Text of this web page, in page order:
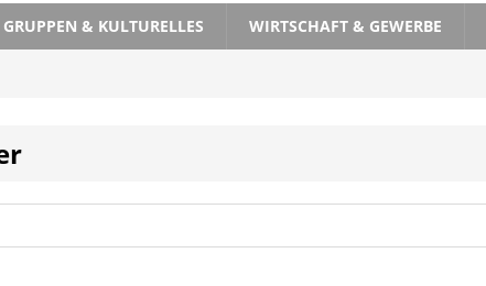
& KULTURELLES WIRTSCHAFT & GEWERBE